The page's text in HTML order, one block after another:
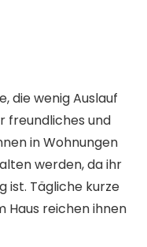
die wenig Auslauf
freundliches und
in Wohnungen
werden, da ihr
ist. Tägliche kurze
Haus reichen ihnen